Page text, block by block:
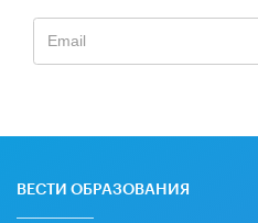
ВЕСТИ ОБРАЗОВАНИЯ